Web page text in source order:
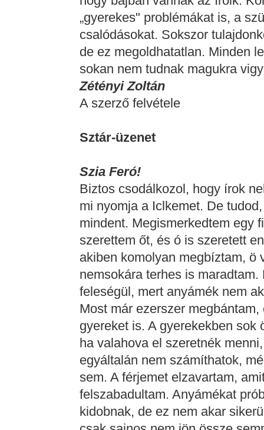
„gyerekes" problémákat is, a
csalódásokat. Sokszor
de ez megoldhatatlan. Minden
sokan nem tudnak magukra
Zétényi Zoltán
A szerző felvétele
Sztár-üzenet
Szia Feró!
Biztos csodálkozol, hogy írok
mi nyomja a Iclkemet. De
mindent. Megismerkedtem egy
szerettem őt, és ó is szeretett
akiben komolyan megbíztam, ö
nemsokára terhes is
feleségül, mert anyámék nem
Most már ezerszer
gyereket is. A gyerekekben sok
ha valahova el szeretnék
egyáltalán nem számíthatok,
sem. A férjemet elzavartam,
felszabadultam. Anyámékat
kidobnak, de ez nem akar